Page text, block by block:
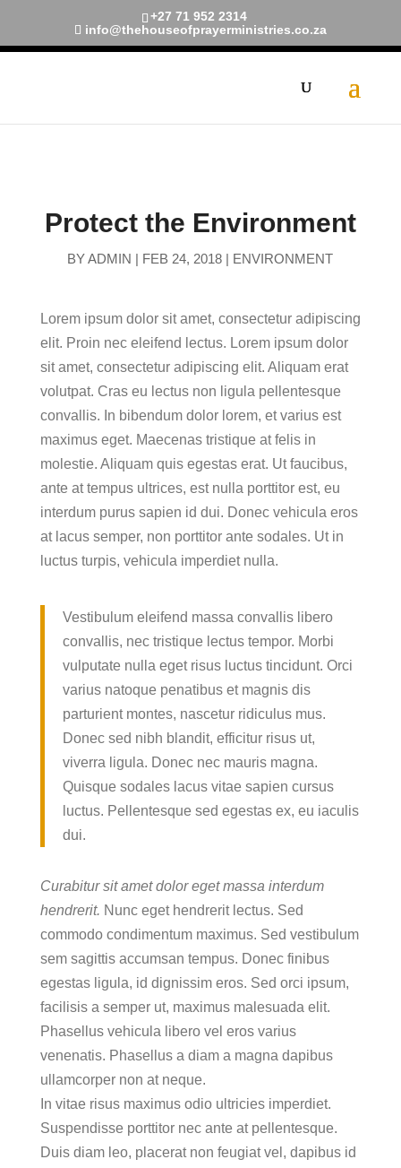
+27 71 952 2314
info@thehouseofprayerministries.co.za
Protect the Environment
BYADMIN | FEB 24, 2018 | ENVIRONMENT
Lorem ipsum dolor sit amet, consectetur adipiscing
elit. Proin nec eleifend lectus. Lorem ipsum dolor
sit amet, consectetur adipiscing elit. Aliquam erat
volutpat. Cras eu lectus non ligula pellentesque
convallis. In bibendum dolor lorem, et varius est
maximus eget. Maecenas tristique at felis in
molestie. Aliquam quis egestas erat. Ut faucibus,
ante at tempus ultrices, est nulla porttitor est, eu
interdum purus sapien id dui. Donec vehicula eros
at lacus semper, non porttitor ante sodales. Ut in
luctus turpis, vehicula imperdiet nulla.
Vestibulum eleifend massa convallis libero
convallis, nec tristique lectus tempor. Morbi
vulputate nulla eget risus luctus tincidunt. Orci
varius natoque penatibus et magnis dis
parturient montes, nascetur ridiculus mus.
Donec sed nibh blandit, efficitur risus ut,
viverra ligula. Donec nec mauris magna.
Quisque sodales lacus vitae sapien cursus
luctus. Pellentesque sed egestas ex, eu iaculis
dui.
Curabitur sit amet dolor eget massa interdum
hendrerit. Nunc eget hendrerit lectus. Sed
commodo condimentum maximus. Sed vestibulum
sem sagittis accumsan tempus. Donec finibus
egestas ligula, id dignissim eros. Sed orci ipsum,
facilisis a semper ut, maximus malesuada elit.
Phasellus vehicula libero vel eros varius
venenatis. Phasellus a diam a magna dapibus
ullamcorper non at neque.
In vitae risus maximus odio ultricies imperdiet.
Suspendisse porttitor nec ante at pellentesque.
Duis diam leo, placerat non feugiat vel, dapibus id